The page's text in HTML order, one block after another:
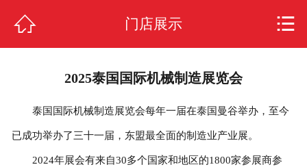
关于我们
公司动态
常见问题
 门店展示 
2025泰国国际机械制造展览会
泰国国际机械制造展览会每年一届在泰国曼谷举办，至今
已成功举办了三十一届，东盟最全面的制造业产业展。
2024年展会有来自30多个国家和地区的1800家参展商参